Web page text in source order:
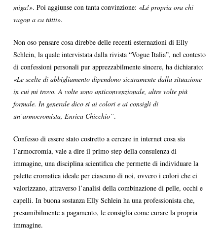
miga!». Poi aggiunse con tanta convinzione: «Lé propria ora chi
vagon a ca tùtti».
Non oso pensare cosa direbbe delle recenti esternazioni di Elly
Schlein, la quale intervistata dalla rivista “Vogue Italia”, nel contesto
di confessioni personali pur apprezzabilmente sincere, ha dichiarato:
«Le scelte di abbigliamento dipendono sicuramente dalla situazione
in cui mi trovo. A volte sono anticonvenzionale, altre volte più
formale. In generale dico sì ai colori e ai consigli di
un’armocromista, Enrica Chicchio”.
Confesso di essere stato costretto a cercare in internet cosa sia
l’armocromia, vale a dire il primo step della consulenza di
immagine, una disciplina scientifica che permette di individuare la
palette cromatica ideale per ciascuno di noi, ovvero i colori che ci
valorizzano, attraverso l’analisi della combinazione di pelle, occhi e
capelli. In buona sostanza Elly Schlein ha una professionista che,
presumibilmente a pagamento, le consiglia come curare la propria
immagine.